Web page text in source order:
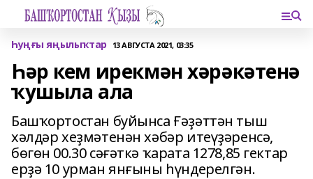
Һуңғы яңылыҡтар 13 АВГУСТА 2021, 03:35
Һәр кем ирекмән хәрәкәтенә
ҡушыла ала
Башҡортостан буйынса Ғәҙәттән тыш
хәлдәр хеҙмәтенән хәбәр итеүҙәренсә,
бөгөн 00.30 сәғәткә ҡарата 1278,85 гектар
ерҙә 10 урман янғыны һүндерелгән.